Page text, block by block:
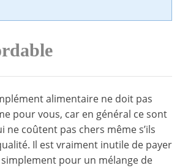
alimentaire ne doit pas
pour vous, car en général ce sont
ne coûtent pas chers même s’ils
Il est vraiment inutile de payer
pour un mélange de